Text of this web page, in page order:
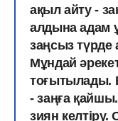
ақыл айту -
алдына адам
заңсыз түрде
Мұндай
тоғытылады.
- заңға қайшы.
зиян келтіру.